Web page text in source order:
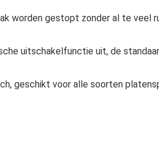
worden gestopt zonder al te veel
uitschakelfunctie uit, de
geschikt voor alle soorten